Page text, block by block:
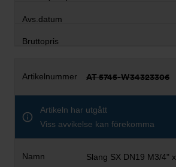
AT 5745-W34323306
Artikeln har utgått
Viss avvikelse kan förekomma
Slang SX DN19 M3/4" x